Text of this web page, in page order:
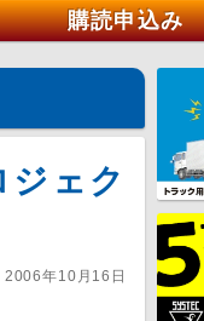
購読申込み
ェク
2006年10月16日